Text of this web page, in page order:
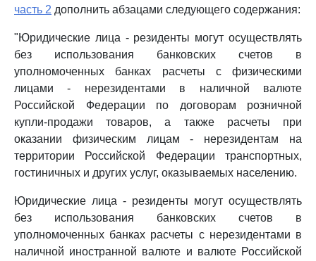
часть 2 дополнить абзацами следующего содержания:
"Юридические лица - резиденты могут осуществлять
без использования банковских счетов в
уполномоченных банках расчеты с физическими
лицами - нерезидентами в наличной валюте
Российской Федерации по договорам розничной
купли-продажи товаров, а также расчеты при
оказании физическим лицам - нерезидентам на
территории Российской Федерации транспортных,
гостиничных и других услуг, оказываемых населению.
Юридические лица - резиденты могут осуществлять
без использования банковских счетов в
уполномоченных банках расчеты с нерезидентами в
наличной иностранной валюте и валюте Российской